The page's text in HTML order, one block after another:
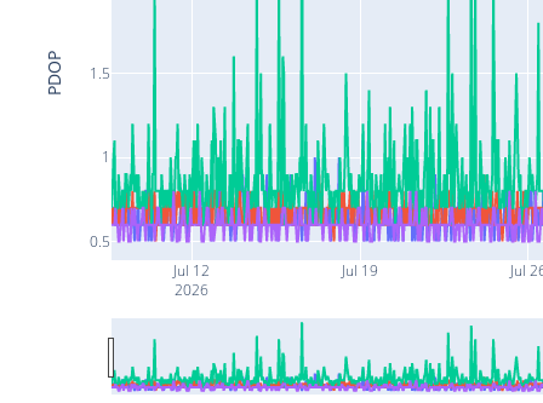
Jul 12
2026
Jul 19 Jul
0.5
1
1.5
PDOP